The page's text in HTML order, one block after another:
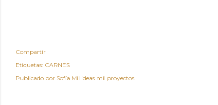
Compartir
Etiquetas: CARNES
Publicado por Sofía Mil ideas mil proyectos